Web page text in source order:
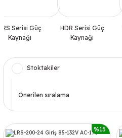
Serisi Güç
Kaynağı
HDR Serisi Güç
Kaynağı
Stoktakiler
%15